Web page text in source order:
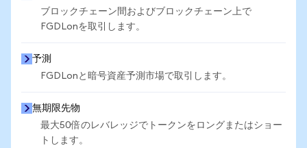
ブロックチェーン間およびブロックチェーン上で
FGDLonを取引します。
予測
FGDLonと暗号資産予測市場で取引します。
無期限先物
最大50倍のレバレッジでトークンをロングまたはショー
トします。